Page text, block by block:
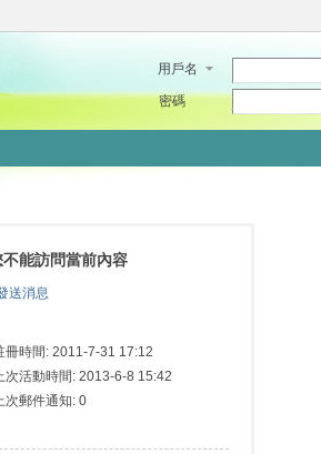
用戶名
密碼
能訪問當前內容
送消息
冊時間: 2011-7-31 17:12
次活動時間: 2013-6-8 15:42
次郵件通知: 0